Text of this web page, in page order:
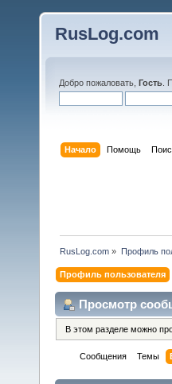
RusLog.com
Добро пожаловать, Гость .
Начало Помощь
RusLog.com » Профиль
Профиль пользователя
Просмотр
В этом разделе можно
Сообщения Темы